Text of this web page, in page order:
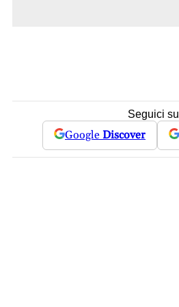
Seguici su
Google Discover